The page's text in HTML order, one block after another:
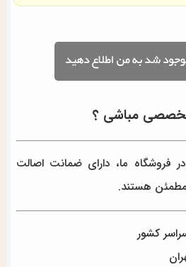
تخصصی مباشی ؟
فروشگاه ما، دارای ضمانت اصالت
مطمئن هستند.
کشور